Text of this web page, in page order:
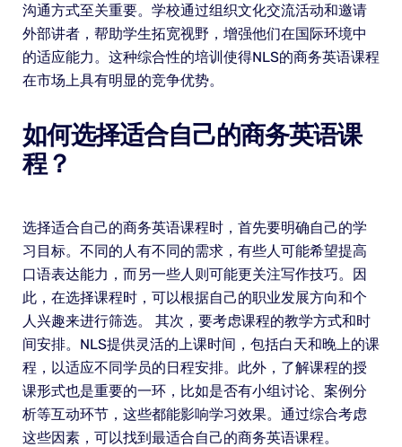
沟通方式至关重要。学校通过组织文化交流活动和邀请
外部讲者，帮助学生拓宽视野，增强他们在国际环境中
的适应能力。这种综合性的培训使得NLS的商务英语课程
在市场上具有明显的竞争优势。
如何选择适合自己的商务英语课
程？
选择适合自己的商务英语课程时，首先要明确自己的学
习目标。不同的人有不同的需求，有些人可能希望提高
口语表达能力，而另一些人则可能更关注写作技巧。因
此，在选择课程时，可以根据自己的职业发展方向和个
人兴趣来进行筛选。 其次，要考虑课程的教学方式和时
间安排。NLS提供灵活的上课时间，包括白天和晚上的课
程，以适应不同学员的日程安排。此外，了解课程的授
课形式也是重要的一环，比如是否有小组讨论、案例分
析等互动环节，这些都能影响学习效果。通过综合考虑
这些因素，可以找到最适合自己的商务英语课程。